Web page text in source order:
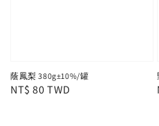
蔭鳳梨 380g±10%/罐
Regular
NT$ 80 TWD